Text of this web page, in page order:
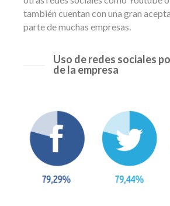
también cuentan con una gran
parte de muchas empresas.
Uso de redes sociales
de la empresa